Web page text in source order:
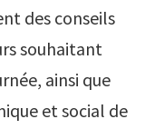
des conseils
souhaitant
ainsi que
et social de